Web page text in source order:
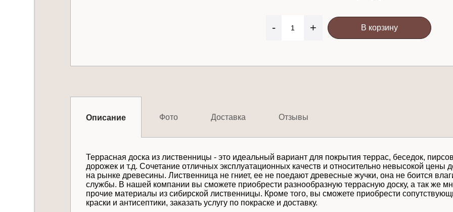
- + В корзину
Описание Фото Доставка Отзывы
Террасная доска из лиственницы - это идеальный вариант для покрытия террас, беседок,
дорожек и т.д. Сочетание отличных эксплуатационных качеств и относительно невысокой
на рынке древесины. Лиственница не гниет, ее не поедают древесные жучки, она не боится
службы. В нашей компании вы сможете приобрести разнообразную террасную доску, а так же
прочие материалы из сибирской лиственницы. Кроме того, вы сможете приобрести
краски и антисептики, заказать услугу по покраске и доставку.